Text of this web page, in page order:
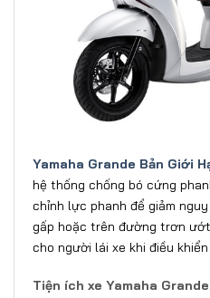
Yamaha Grande Bản Giới
hệ thống chống bó cứng
chỉnh lực phanh để giảm
gấp hoặc trên đường trơn
cho người lái xe khi điều
Tiện ích xe Yamaha